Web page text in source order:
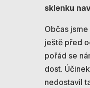
sklenku
Občas
ještě před
pořád se
dost.
nedostavil